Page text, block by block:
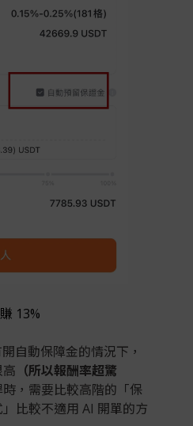
13%
自動保障金的情況下，
（所以報酬率超驚
，需要比較高階的「保
比較不適用 AI 開單的方